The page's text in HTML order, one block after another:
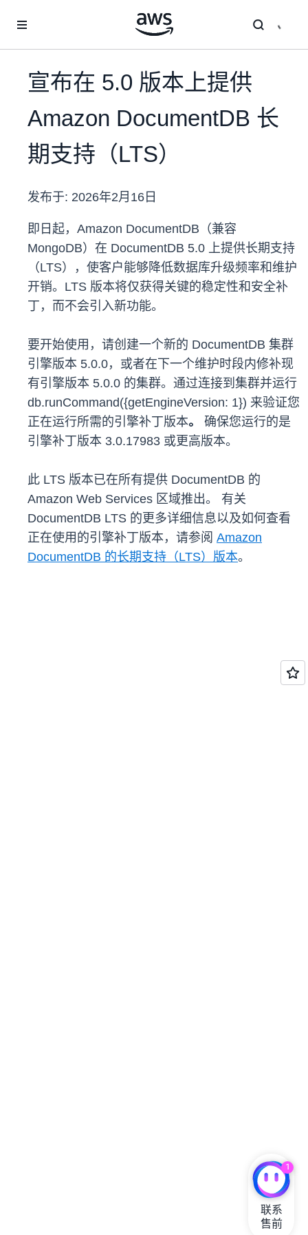
宣布在 5.0 版本上提供
Amazon DocumentDB 长
期支持（LTS）
发布于: 2026年2月16日
即日起，Amazon DocumentDB（兼容
MongoDB）在 DocumentDB 5.0 上提供长期支持
（LTS），使客户能够降低数据库升级频率和维护
开销。LTS 版本将仅获得关键的稳定性和安全补
丁，而不会引入新功能。
要开始使用，请创建一个新的 DocumentDB 集群
引擎版本 5.0.0，或者在下一个维护时段内修补现
有引擎版本 5.0.0 的集群。通过连接到集群并运行
db.runCommand({getEngineVersion: 1}) 来验证您
正在运行所需的引擎补丁版本。
确保您运行的是
引擎补丁版本 3.0.17983 或更高版本。
此 LTS 版本已在所有提供 DocumentDB 的
Amazon Web Services 区域推出。 有关
DocumentDB LTS 的更多详细信息以及如何查看
正在使用的引擎补丁版本，请参阅 Amazon
DocumentDB 的长期支持（LTS）版本。
1
联系
售前